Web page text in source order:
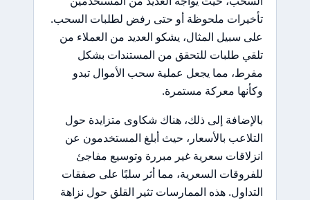
تأخيرات ملحوظة أو حتى رفض لطلبات السحب.
على سبيل المثال، يشكو العديد من العملاء من
تلقي طلبات للتحقق من المستندات بشكل
مفرط، مما يجعل عملية سحب الأموال تبدو
وكأنها معركة مستمرة.
بالإضافة إلى ذلك، هناك شكاوى متزايدة حول
التلاعب بالأسعار، حيث أبلغ المستخدمون عن
انزلاقات سعرية غير مبررة وتوسيع مفاجئ
للفروقات السعرية، مما أثر سلبًا على صفقات
التداول. هذه الممارسات تثير القلق حول نزاهة